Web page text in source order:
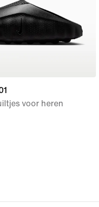
voor heren